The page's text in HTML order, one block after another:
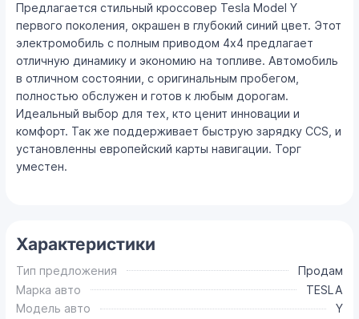
Предлагается стильный кроссовер Tesla Model Y
первого поколения, окрашен в глубокий синий цвет. Этот
электромобиль с полным приводом 4х4 предлагает
отличную динамику и экономию на топливе. Автомобиль
в отличном состоянии, с оригинальным пробегом,
полностью обслужен и готов к любым дорогам.
Идеальный выбор для тех, кто ценит инновации и
комфорт. Так же поддерживает быструю зарядку CCS, и
установленны европейский карты навигации. Торг
уместен.
Характеристики
Тип предложения
Продам
Марка авто
TESLA
Модель авто
Y